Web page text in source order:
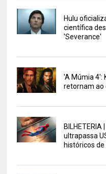
Hulu
científica
'Severance'
'A Múmia 4':
retornam ao
ultrapassa
históricos